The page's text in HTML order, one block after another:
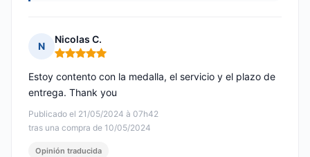
N
Nicolas C.
Nota: 5 de 5
Publicado el 21/05/2024 à 07h42
tras una compra de 10/05/2024
Estoy contento con la medalla, el servicio y el plazo de
entrega. Thank you
Opinión traducida